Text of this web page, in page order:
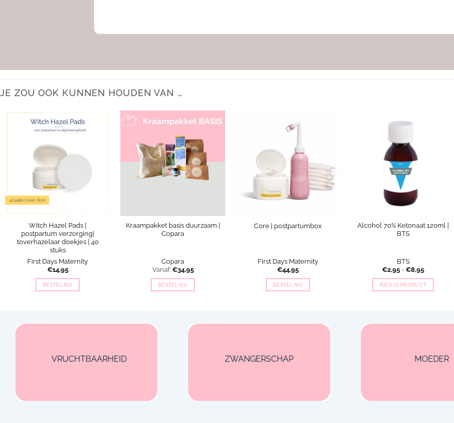
JE ZOU OOK KUNNEN HOUDEN VAN …
Witch Hazel Pads |
postpartum verzorging|
toverhazelaar doekjes | 40
stuks
First Days Maternity
€14,95
BESTEL NU
Kraampakket basis duurzaam |
Copara
Copara
Vanaf: €34,95
BESTEL NU
Core | postpartumbox
First Days Maternity
€44,95
BESTEL NU
Alcohol 70% Ketonaat 120ml |
BTS
BTS
€2,95 - €8,95Prijsklasse:
€2,95
tot
€8,95
KIES JE PRODUCT
optie
VRUCHTBAARHEID ZWANGERSCHAP MOEDER